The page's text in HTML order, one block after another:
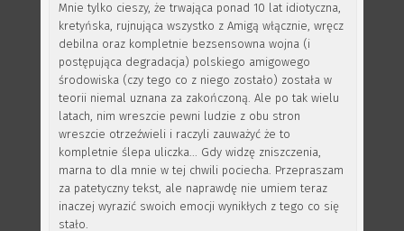
Mnie tylko cieszy, że trwająca ponad 10 lat idiotyczna,
kretyńska, rujnująca wszystko z Amigą włącznie, wręcz
debilna oraz kompletnie bezsensowna wojna (i
postępująca degradacja) polskiego amigowego
środowiska (czy tego co z niego zostało) została w
teorii niemal uznana za zakończoną. Ale po tak wielu
latach, nim wreszcie pewni ludzie z obu stron
wreszcie otrzeźwieli i raczyli zauważyć że to
kompletnie ślepa uliczka... Gdy widzę zniszczenia,
marna to dla mnie w tej chwili pociecha. Przepraszam
za patetyczny tekst, ale naprawdę nie umiem teraz
inaczej wyrazić swoich emocji wynikłych z tego co się
stało.